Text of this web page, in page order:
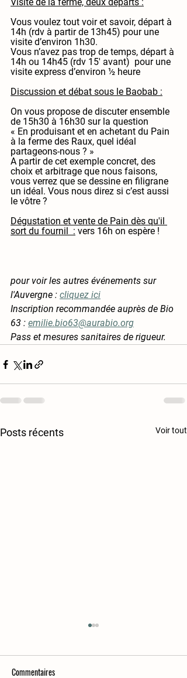
Visite de la ferme, deux départs :
Vous voulez tout voir et savoir, départ à
14h (rdv à partir de 13h45) pour une
visite d’environ 1h30.
Vous n’avez pas trop de temps, départ à
14h ou 14h45 (rdv 15' avant)  pour une
visite express d’environ ½ heure
Discussion et débat sous le Baobab :
On vous propose de discuter ensemble
de 15h30 à 16h30 sur la question
« En produisant et en achetant du Pain
à la ferme des Raux, quel idéal
partageons-nous ? »
A partir de cet exemple concret, des
choix et arbitrage que nous faisons,
vous verrez que se dessine en filigrane
un idéal. Vous nous direz si c’est aussi
le vôtre ?
Dégustation et vente de Pain dès qu'il
sort du fournil  : vers 16h on espère !
pour voir les autres événements sur
l'Auvergne : cliquez ici
Inscription recommandée auprès de Bio
63 : emilie.bio63@aurabio.org
Pass et mesures sanitaires de rigueur.
Posts récents Voir tout
Commentaires